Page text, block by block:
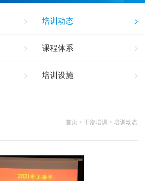
培训动态
课程体系
培训设施
首页 > 干部培训 > 培训动态